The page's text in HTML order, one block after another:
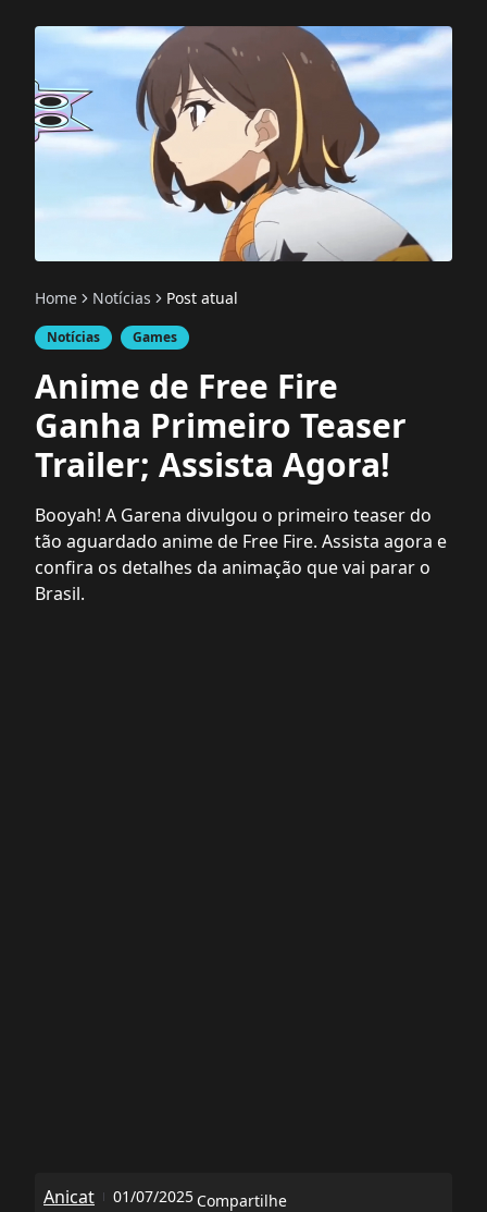
Home Notícias Post atual
Notícias Games
Anime de Free Fire
Ganha Primeiro Teaser
Trailer; Assista Agora!
Booyah! A Garena divulgou o primeiro teaser do
tão aguardado anime de Free Fire. Assista agora e
confira os detalhes da animação que vai parar o
Brasil.
Anicat 01/07/2025 Compartilhe